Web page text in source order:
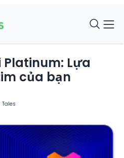
Tales
Platinum: Lựa
của bạn